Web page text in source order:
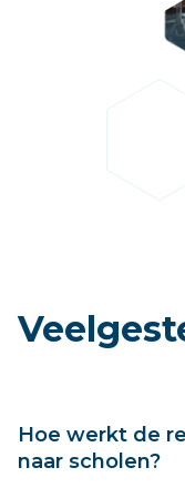
Hoe werkt de
naar scholen?